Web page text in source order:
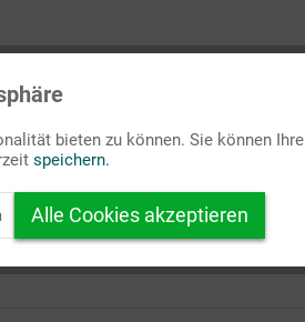
Inaktiv
bieten zu können. Sie können Ihre
speichern.
Alle Cookies akzeptieren